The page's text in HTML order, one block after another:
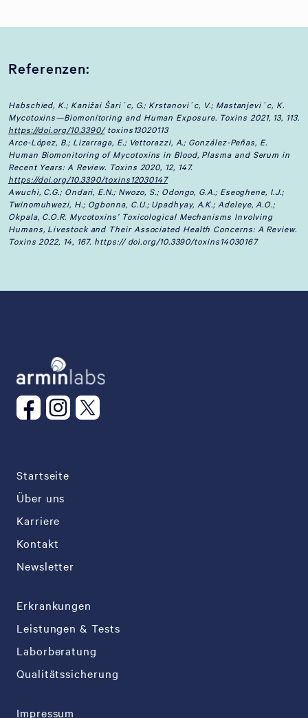
Referenzen:
Habschied, K.; Kanižai Šari´c, G.; Krstanovi´c, V.; Mastanjevi´c, K.
Mycotoxins—Biomonitoring and Human Exposure. Toxins 2021, 13, 113.
https://doi.org/10.3390/toxins13020113
Arce-López, B.; Lizarraga, E.; Vettorazzi, A.; González-Peñas, E.
Human Biomonitoring of Mycotoxins in Blood, Plasma and Serum in
Recent Years: A Review. Toxins 2020, 12, 147.
https://doi.org/10.3390/toxins12030147
Awuchi, C.G.; Ondari, E.N.; Nwozo, S.; Odongo, G.A.; Eseoghene, I.J.;
Twinomuhwezi, H.; Ogbonna, C.U.; Upadhyay, A.K.; Adeleye, A.O.;
Okpala, C.O.R. Mycotoxins’ Toxicological Mechanisms Involving
Humans, Livestock and Their Associated Health Concerns: A Review.
Toxins 2022, 14, 167. https:// doi.org/10.3390/toxins14030167
Startseite
Über uns
Karriere
Kontakt
Newsletter
Erkrankungen
Leistungen & Tests
Laborberatung
Qualitätssicherung
Impressum